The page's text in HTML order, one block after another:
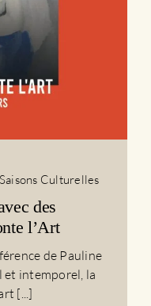
Culturelles
des
l’Art
de Pauline
et intemporel, la
[...]